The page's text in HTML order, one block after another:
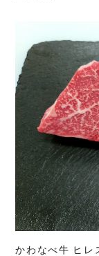
かわなべ牛 ヒレ